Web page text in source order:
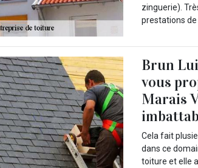
zinguerie).
prestations
Brun
vous
Marais
Cela fait
dans ce
toiture et elle